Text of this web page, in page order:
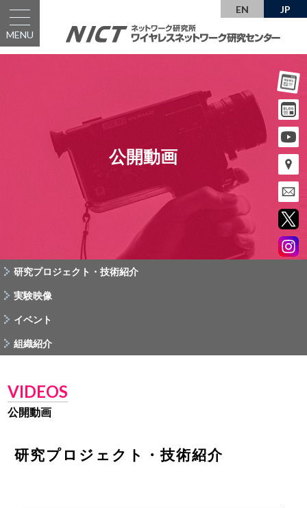
MENU
EN JP
公開動画
研究プロジェクト・技術紹介
実験映像
イベント
組織紹介
VIDEOS
公開動画
研究プロジェクト・技術紹介